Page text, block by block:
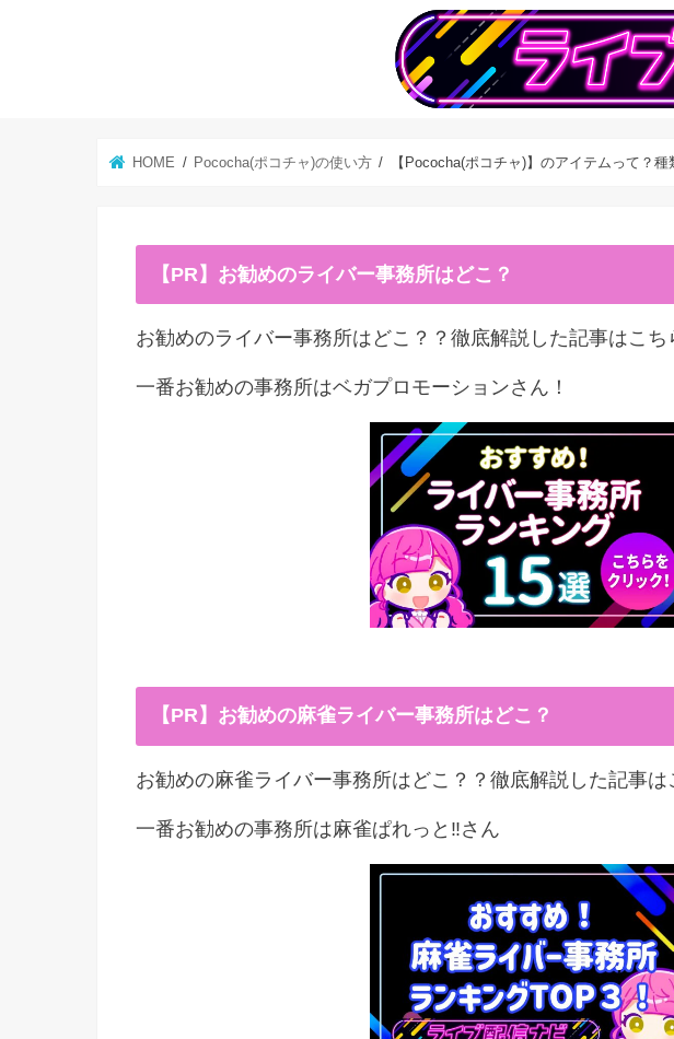
HOME Pococha(ポコチャ)の使い方 【Pococha(ポコチャ)】のアイテムって？
【PR】お勧めのライバー事務所はどこ？
お勧めのライバー事務所はどこ？？徹底解説した記事はこち
一番お勧めの事務所はベガプロモーションさん！
【PR】お勧めの麻雀ライバー事務所はどこ？
お勧めの麻雀ライバー事務所はどこ？？徹底解説した記事は
一番お勧めの事務所は麻雀ぱれっと‼︎さん